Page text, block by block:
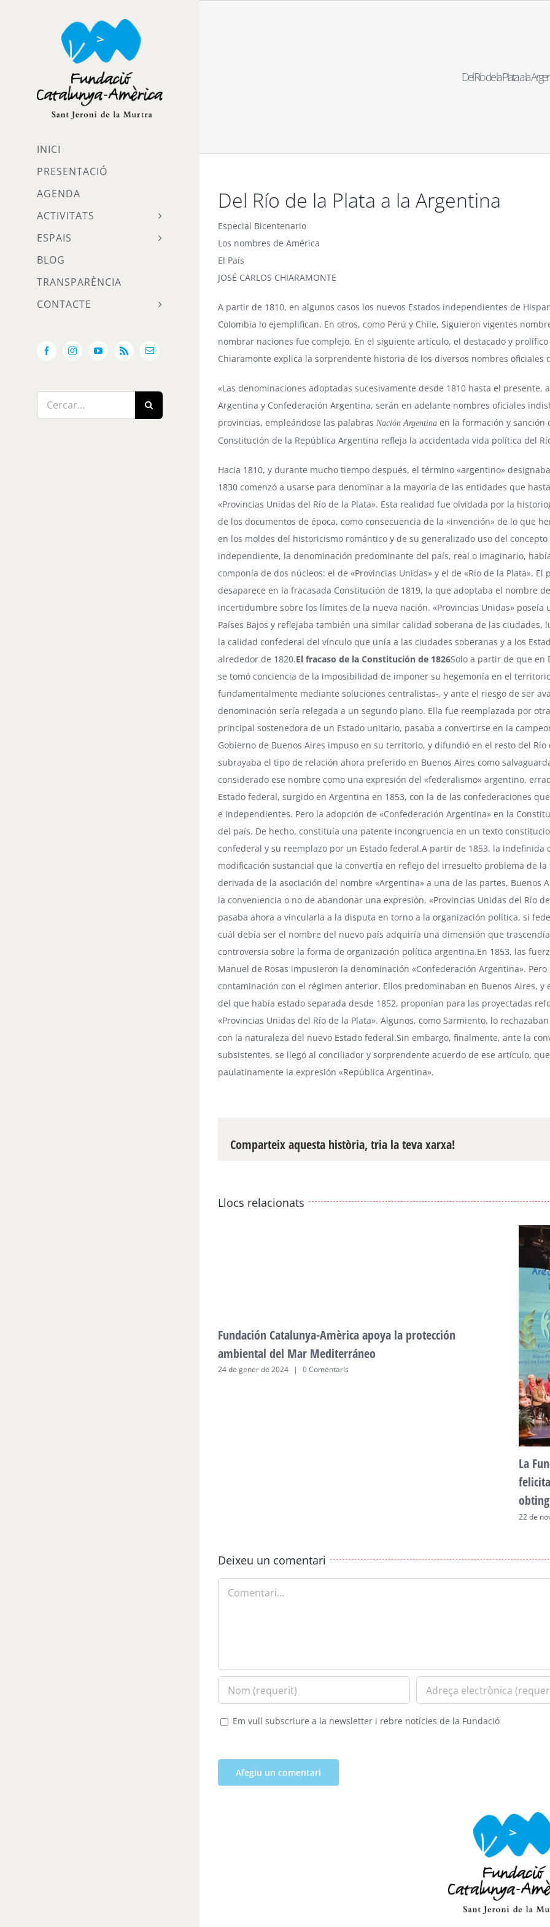
INICI
PRESENTACIÓ
AGENDA
ACTIVITATS
ESPAIS
BLOG
TRANSPARÈNCIA
CONTACTE
FacebookInstagramYouTube
Rss Email:
Cerca
…
Del Río de la Plata a la
Del Río de la Plata a la Argentina
Especial Bicentenario
Los nombres de América
El País
JOSÉ CARLOS CHIARAMONTE
A partir de 1810, en algunos casos los nuevos Estados independientes de
Colombia lo ejemplifican. En otros, como Perú y Chile, Siguieron vigentes
nombrar naciones fue complejo. En el siguiente artículo, el destacado y
Chiaramonte explica la sorprendente historia de los diversos nombres
«Las denominaciones adoptadas sucesivamente desde 1810 hasta el presente,
Argentina y Confederación Argentina, serán en adelante nombres oficiales
provincias, empleándose las palabras Nación Argentina en la formación y sanción
Constitución de la República Argentina refleja la accidentada vida política del
Hacia 1810, y durante mucho tiempo después, el término «argentino»
1830 comenzó a usarse para denominar a la mayoría de las entidades que
«Provincias Unidas del Río de la Plata». Esta realidad fue olvidada por la
de los documentos de época, como consecuencia de la «invención» de lo que
en los moldes del historicismo romántico y de su generalizado uso del
independiente, la denominación predominante del país, real o imaginario,
componía de dos núcleos: el de «Provincias Unidas» y el de «Río de la Plata».
desaparece en la fracasada Constitución de 1819, la que adoptaba el nombre
incertidumbre sobre los límites de la nueva nación. «Provincias Unidas»
Países Bajos y reflejaba también una similar calidad soberana de las
la calidad confederal del vínculo que unía a las ciudades soberanas y a los
alrededor de 1820.El fracaso de la Constitución de 1826Solo a partir de que en
se tomó conciencia de la imposibilidad de imponer su hegemonía en el
fundamentalmente mediante soluciones centralistas-, y ante el riesgo de ser
denominación sería relegada a un segundo plano. Ella fue reemplazada por
principal sostenedora de un Estado unitario, pasaba a convertirse en la
Gobierno de Buenos Aires impuso en su territorio, y difundió en el resto del
subrayaba el tipo de relación ahora preferido en Buenos Aires como
considerado ese nombre como una expresión del «federalismo» argentino,
Estado federal, surgido en Argentina en 1853, con la de las confederaciones
e independientes. Pero la adopción de «Confederación Argentina» en la
del país. De hecho, constituía una patente incongruencia en un texto
confederal y su reemplazo por un Estado federal.A partir de 1853, la
modificación sustancial que la convertía en reflejo del irresuelto problema de
derivada de la asociación del nombre «Argentina» a una de las partes,
la conveniencia o no de abandonar una expresión, «Provincias Unidas del Río
pasaba ahora a vincularla a la disputa en torno a la organización política, si
cuál debía ser el nombre del nuevo país adquiría una dimensión que
controversia sobre la forma de organización política argentina.En 1853, las
Manuel de Rosas impusieron la denominación «Confederación Argentina».
contaminación con el régimen anterior. Ellos predominaban en Buenos Aires,
del que había estado separada desde 1852, proponían para las proyectadas
«Provincias Unidas del Río de la Plata». Algunos, como Sarmiento, lo
con la naturaleza del nuevo Estado federal.Sin embargo, finalmente, ante la
subsistentes, se llegó al conciliador y sorprendente acuerdo de ese artículo,
paulatinamente la expresión «República Argentina».
Comparteix aquesta història, tria la teva xarxa!
Llocs relacionats
Fundación Catalunya-Amèrica apoya la protección
ambiental del Mar Mediterráneo
24 de gener de 2024 | 0 Comentaris
La
22 de
Deixeu un comentari
Em vull subscriure a la newsletter i rebre notícies de la Fundació